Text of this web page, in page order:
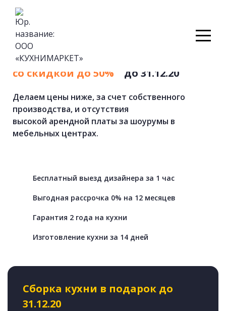
Кухни на заказ
со скидкой до 50%
до 31.12.20
Делаем цены ниже, за счет собственного
производства, и отсутствия
высокой арендной платы за шоурумы в
мебельных центрах.
Бесплатный выезд дизайнера за 1 час
Выгодная рассрочка 0% на 12 месяцев
Гарантия 2 года на кухни
Изготовление кухни за 14 дней
Сборка кухни в подарок до
31.12.20